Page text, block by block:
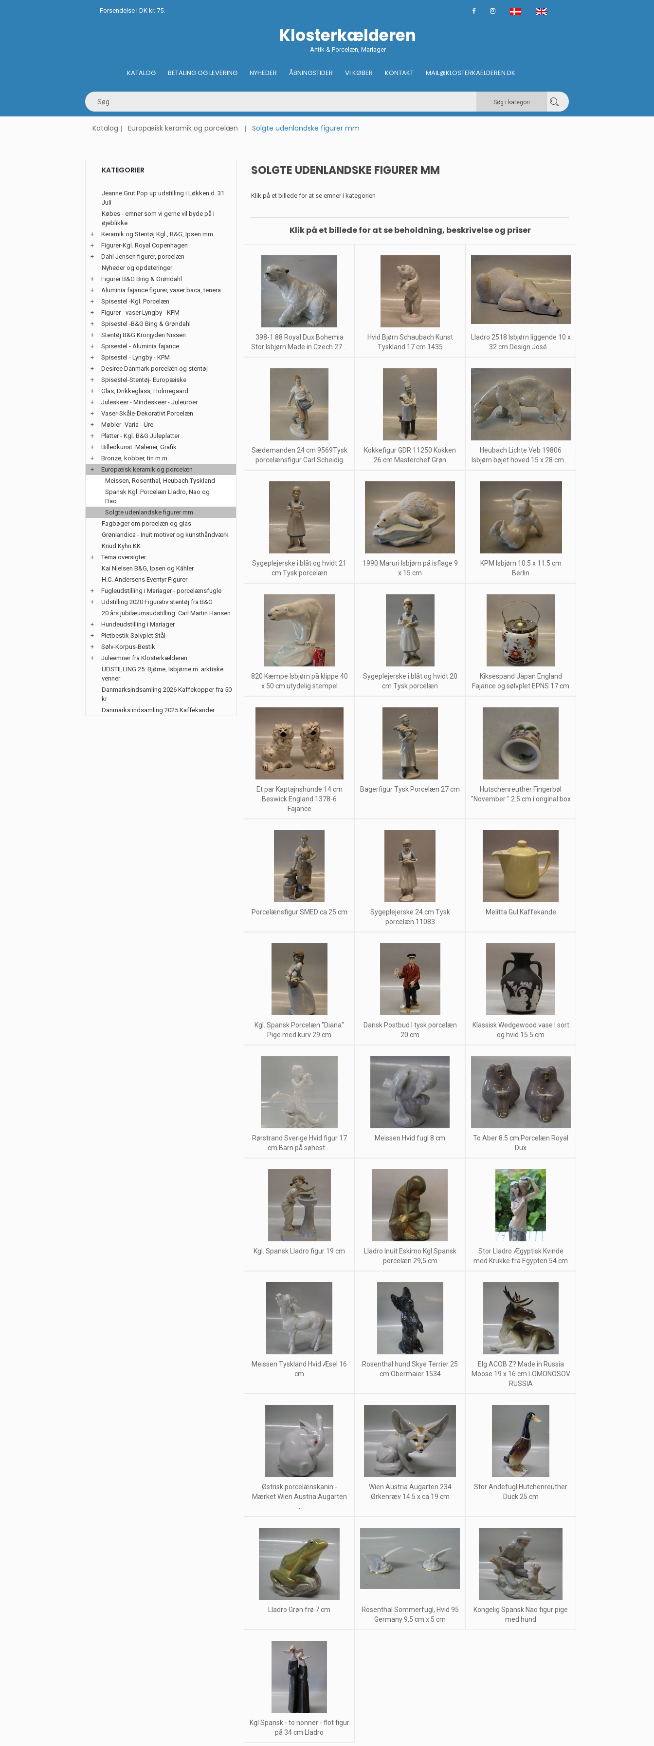
Forsendelse i DK kr. 75.
Klosterkælderen
Antik & Porcelæn, Mariager
KATALOG BETALING OG LEVERING NYHEDER ÅBNINGSTIDER VI KØBER KONTAKT MAIL@KLOSTERKAELDEREN.DK
Søg i kategori
Katalog Europæisk keramik og porcelæn Solgte udenlandske figurer mm
SOLGTE UDENLANDSKE FIGURER MM
Klik på et billede for at se emner i kategorien
Klik på et billede for at se beholdning, beskrivelse og priser
398-1 88 Royal Dux Bohemia
Stor Isbjørn Made in Czech 27 ...
Hvid Bjørn Schaubach Kunst
Tyskland 17 cm 1435
Lladro 2518 Isbjørn liggende 10 x
32 cm Design José ...
Sædemanden 24 cm 9569Tysk
porcelænsfigur Carl Scheidig
Kokkefigur GDR 11250 Kokken
26 cm Masterchef Grøn
Heubach Lichte Veb 19806
Isbjørn bøjet hoved 15 x 28 cm ...
Sygeplejerske i blåt og hvidt 21
cm Tysk porcelæn
1990 Maruri Isbjørn på isflage 9
x 15 cm
KPM Isbjørn 10.5 x 11.5 cm
Berlin
820 Kæmpe Isbjørn på klippe 40
x 50 cm utydelig stempel
Sygeplejerske i blåt og hvidt 20
cm Tysk porcelæn
Kiksespand Japan England
Fajance og sølvplet EPNS 17 cm
Et par Kaptajnshunde 14 cm
Beswick England 1378-6
Fajance
Bagerfigur Tysk Porcelæn 27 cm
Hutschenreuther Fingerbøl
"November " 2.5 cm i original box
Porcelænsfigur SMED ca 25 cm
Sygeplejerske 24 cm Tysk
porcelæn 11083
Melitta Gul Kaffekande
Kgl. Spansk Porcelæn "Diana"
Pige med kurv 29 cm
Dansk Postbud I tysk porcelæn
20 cm
Klassisk Wedgewood vase I sort
og hvid 15.5 cm
Rørstrand Sverige Hvid figur 17
cm Barn på søhest ...
Meissen Hvid fugl 8 cm
To Aber 8.5 cm Porcelæn Royal
Dux
Kgl. Spansk Lladro figur 19 cm
Lladro Inuit Eskimo Kgl Spansk
porcelæn 29,5 cm
Stor Lladro Ægyptisk Kvinde
med Krukke fra Egypten 54 cm
Meissen Tyskland Hvid Æsel 16
cm
Rosenthal hund Skye Terrier 25
cm Obermaier 1534
Elg ACOB Z? Made in Russia
Moose 19 x 16 cm LOMONOSOV
RUSSIA
Østrisk porcelænskanin -
Mærket Wien Austria Augarten
Wien Austria Augarten 234
Ørkenræv 14.5 x ca 19 cm
Stor Andefugl Hutchenreuther
Duck 25 cm
Lladro Grøn frø 7 cm
Rosenthal Sommerfugl, Hvid 95
Germany 9,5 cm x 5 cm
Kongelig Spansk Nao figur pige
med hund
Kgl Spansk - to nonner - flot figur
på 34 cm Lladro
KATEGORIER
Jeanne Grut Pop up udstilling i Løkken d. 31.
Juli
Købes - emner som vi gerne vil byde på i
øjeblikke
+
Keramik og Stentøj Kgl., B&G, Ipsen mm.
+
Figurer-Kgl. Royal Copenhagen
+
Dahl Jensen figurer, porcelæn
Nyheder og opdateringer
+
Figurer B&G Bing & Grøndahl
+
Aluminia fajance figurer, vaser baca, tenera
+
Spisestel -Kgl. Porcelæn
+
Figurer - vaser Lyngby - KPM
+
Spisestel -B&G Bing & Grøndahl
+
Stentøj B&G Kronjyden Nissen
+
Spisestel - Aluminia fajance
+
Spisestel - Lyngby - KPM
+
Desiree Danmark porcelæn og stentøj
+
Spisestel-Stentøj- Europæiske
+
Glas, Drikkeglass, Holmegaard
+
Juleskeer - Mindeskeer - Juleuroer
+
Vaser-Skåle-Dekorativt Porcelæn
+
Møbler -Varia - Ure
+
Platter - Kgl. B&G Juleplatter
+
Billedkunst: Malerier, Grafik
+
Bronze, kobber, tin m.m.
+
Europæisk keramik og porcelæn
Meissen, Rosenthal, Heubach Tyskland
Spansk Kgl. Porcelæn Lladro, Nao og
Dao
Solgte udenlandske figurer mm
Fagbøger om porcelæn og glas
Grønlandica - Inuit motiver og kunsthåndværk
Knud Kyhn KK
+
Tema oversigter
Kai Nielsen B&G, Ipsen og Kähler
H.C. Andersens Eventyr Figurer
+
Fugleudstilling i Mariager - porcelænsfugle
+
Udstilling 2020 Figurativ stentøj fra B&G
20 års jubilæumsudstilling: Carl Martin Hansen
+
Hundeudstilling i Mariager
+
Pletbestik Sølvplet Stål
+
Sølv-Korpus-Bestik
+
Juleemner fra Klosterkælderen
UDSTILLING 25: Bjørne, Isbjørne m. arktiske
venner
Danmarksindsamling 2026 Kaffekopper fra 50
kr
Danmarks indsamling 2025 Kaffekander